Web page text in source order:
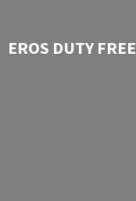
EROS DUTY FREE